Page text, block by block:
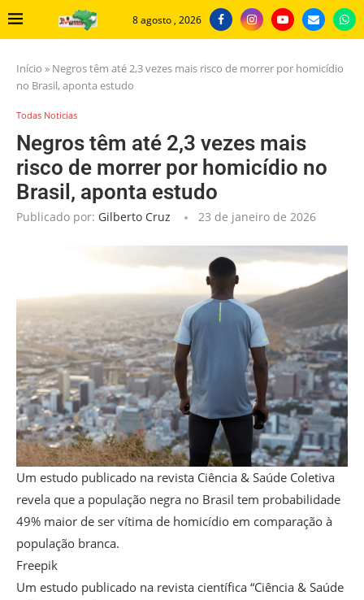
8 agosto , 2026
Início » Negros têm até 2,3 vezes mais risco de morrer por homicídio
no Brasil, aponta estudo
Todas Noticias
Negros têm até 2,3 vezes mais
risco de morrer por homicídio no
Brasil, aponta estudo
Publicado por: Gilberto Cruz 23 de janeiro de 2026
Um estudo publicado na revista Ciência & Saúde Coletiva
revela que a população negra no Brasil tem probabilidade
49% maior de ser vítima de homicídio em comparação à
população branca.
Freepik
Um estudo publicado na revista científica “Ciência & Saúde